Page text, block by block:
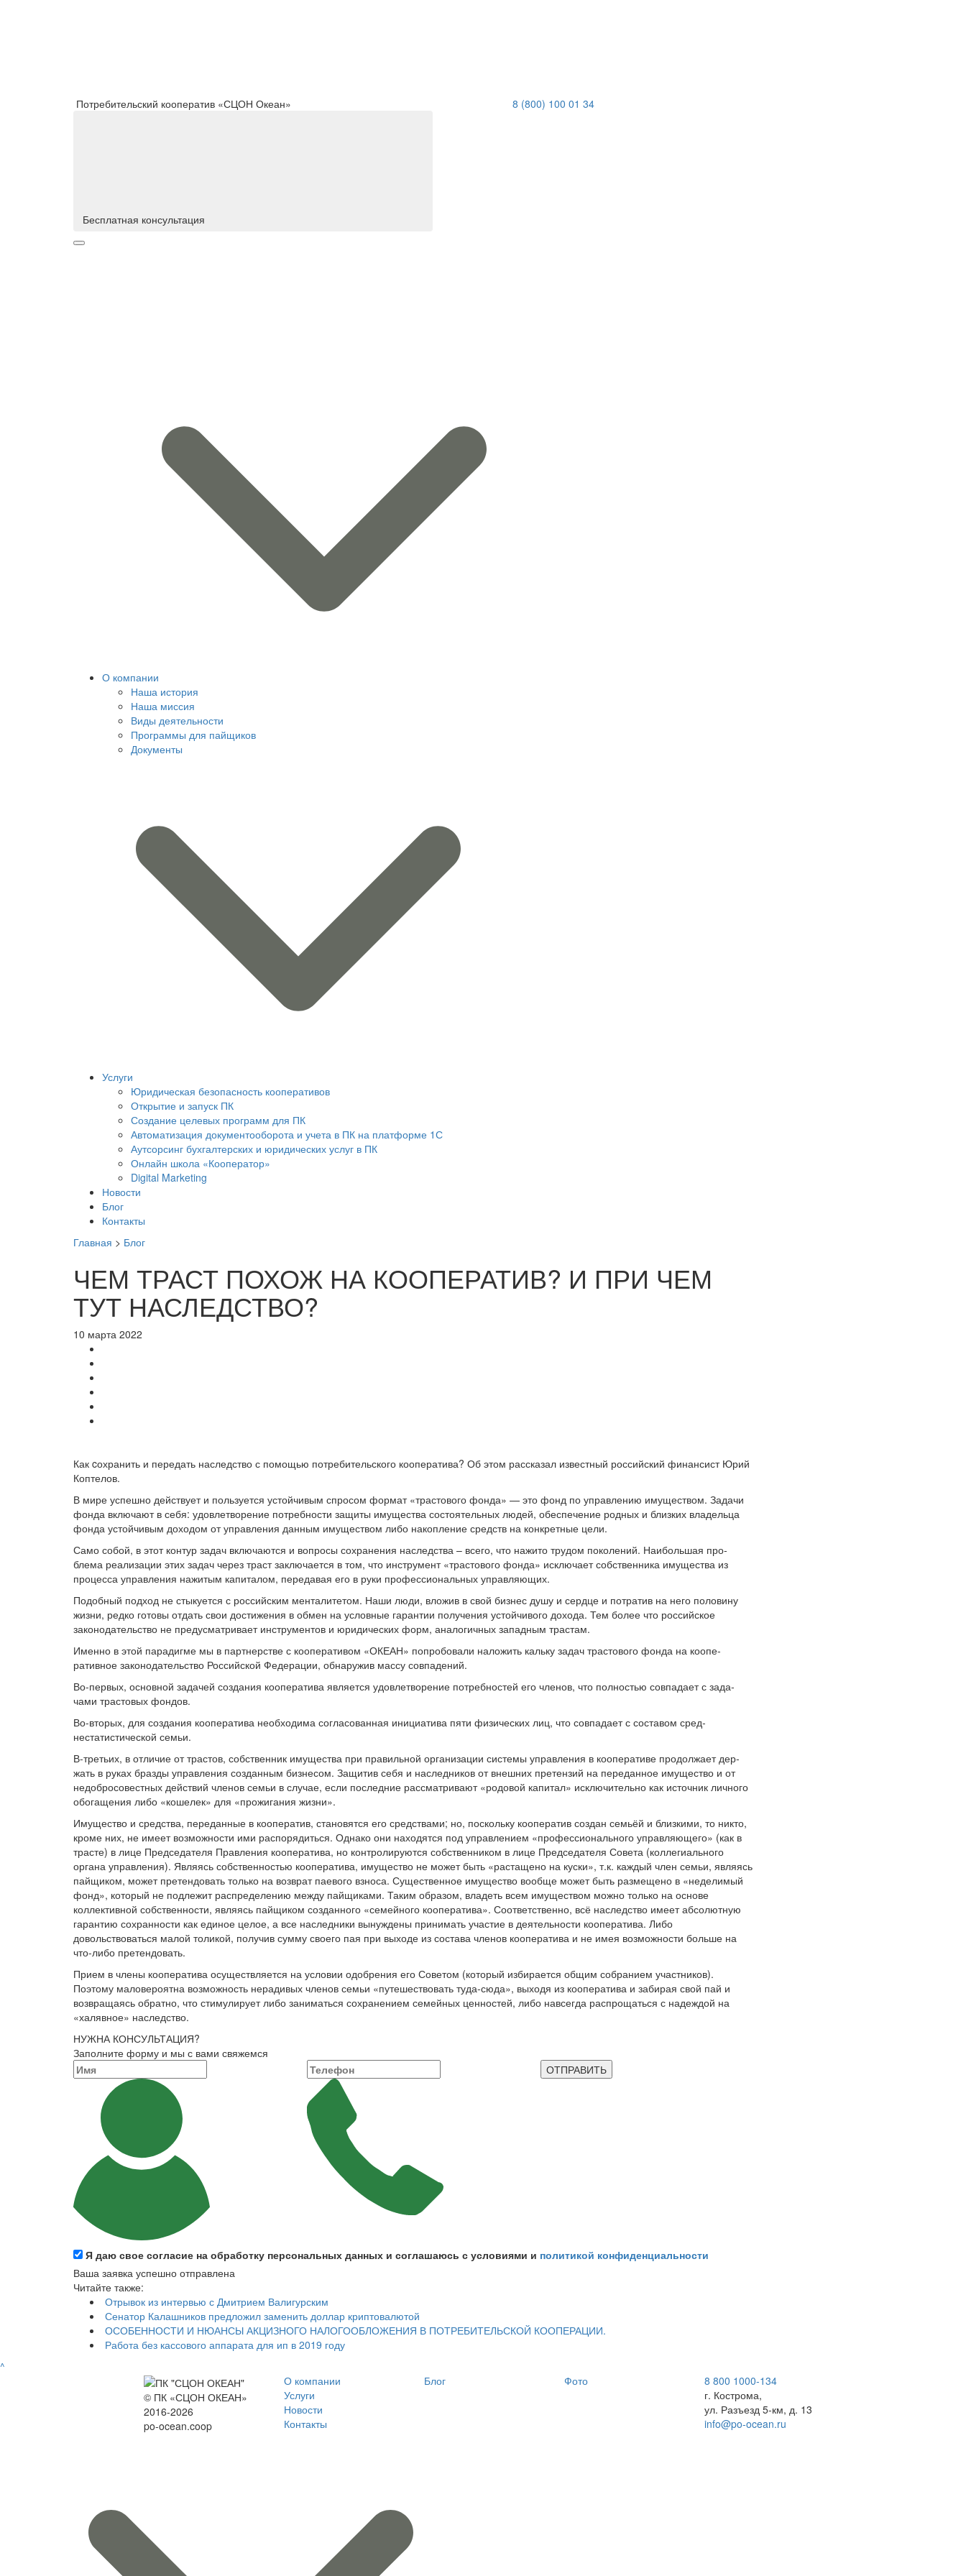
Потребительский кооператив «СЦОН Океан» 8 (800) 100 01 34
Бесплатная консультация
О компании
Наша история
Наша миссия
Виды деятельности
Программы для пайщиков
Документы
Услуги
Юридическая безопасность кооперативов
Открытие и запуск ПК
Создание целевых программ для ПК
Автоматизация документооборота и учета в ПК на платформе 1С
Аутсорсинг бухгалтерских и юридических услуг в ПК
Онлайн школа «Кооператор»
Digital Marketing
Новости
Блог
Контакты
Главная > Блог
ЧЕМ ТРАСТ ПОХОЖ НА КООПЕРАТИВ? И ПРИ ЧЕМ
ТУТ НАСЛЕДСТВО?
10 марта 2022
Как cохранить и передать наследство с помощью потребительского кооператива? Об этом рассказал известный российский финансист Юрий
Коптелов.
В мире успешно действу­ет и пользуется устойчивым спросом формат «трастового фонда» — это фонд по управ­лению имуществом. Зада­чи
фонда включают в себя: удовлетворение потребности защиты имущества состоя­тельных людей, обеспечение родных и близких владельца
фонда устойчивым доходом от управления данным иму­ществом либо накопление средств на конкретные цели.
Само собой, в этот контур задач включаются и вопро­сы сохранения наследства – всего, что нажито трудом поколений. Наибольшая про­
блема реализации этих задач через траст заключается в том, что инструмент «тра­стового фонда» исключает собственника имущества из
процесса управления нажи­тым капиталом, передавая его в руки профессиональных управляющих.
Подобный подход не сты­куется с российским мента­литетом. Наши люди, вложив в свой бизнес душу и сердце и потратив на него половину
жизни, редко готовы отдать свои достижения в обмен на условные гарантии получе­ния устойчивого дохода. Тем более что российское
законо­дательство не предусматри­вает инструментов и юриди­ческих форм, аналогичных западным трастам.
Именно в этой парадигме мы в партнерстве с коопера­тивом «ОКЕАН» попробова­ли наложить кальку задач трастового фонда на коопе­
ративное законодательство Российской Федерации, об­наружив массу совпадений.
Во-первых, основной за­дачей создания кооперати­ва является удовлетворение потребностей его членов, что полностью совпадает с зада­
чами трастовых фондов.
Во-вторых, для создания кооператива необходима согласованная инициатива пяти физических лиц, что совпадает с составом сред­
нестатистической семьи.
В-третьих, в отличие от трастов, собственник имуще­ства при правильной органи­зации системы управления в кооперативе продолжает дер­
жать в руках бразды управ­ления созданным бизнесом. Защитив себя и наследников от внешних претензий на переданное имущество и от
недобросовестных действий членов семьи в случае, если последние рассматривают «родовой капитал» исключи­тельно как источник личного
обогащения либо «кошелек» для «прожигания жизни».
Имущество и средства, переданные в кооператив, становятся его средствами; но, поскольку кооператив создан семьёй и близки­ми, то никто,
кроме них, не имеет возможности ими распорядиться. Однако они находятся под управлением «профессионального управля­ющего» (как в
трасте) в лице Председателя Правления ко­оператива, но контролиру­ются собственником в лице Председателя Совета (колле­гиального
органа управле­ния). Являясь собственностью кооператива, имущество не может быть «растащено на куски», т.к. каждый член семьи, являясь
пайщиком, может претендовать только на возврат паевого взноса. Существенное имущество вообще может быть разме­щено в «неделимый
фонд», который не подлежит распре­делению между пайщиками. Таким образом, владеть всем имуществом можно только на основе
коллективной собственности, являясь пай­щиком созданного «семей­ного кооператива». Соот­ветственно, всё наследство имеет абсолютную
гарантию сохранности как единое це­лое, а все наследники вынуж­дены принимать участие в деятельности кооператива. Либо
довольствоваться малой толикой, получив сумму сво­его пая при выходе из соста­ва членов кооператива и не имея возможности больше на
что-либо претендовать.
Прием в члены коопе­ратива осуществляется на условии одобрения его Со­ветом (который избирается общим собранием участни­ков).
Поэтому маловероят­на возможность нерадивых членов семьи «путешество­вать туда-сюда», выходя из кооператива и забирая свой пай и
возвращаясь обратно, что стимулирует либо зани­маться сохранением семей­ных ценностей, либо навсег­да распрощаться с надеждой на
«халявное» наследство.
НУЖНА КОНСУЛЬТАЦИЯ?
Заполните форму и мы с вами свяжемся
ОТПРАВИТЬ
Я даю свое согласие на обработку персональных данных и соглашаюсь с условиями и политикой конфиденциальности
Ваша заявка успешно отправлена
Читайте также:
Отрывок из интервью с Дмитрием Валигурским
Сенатор Калашников предложил заменить доллар криптовалютой
ОСОБЕННОСТИ И НЮАНСЫ АКЦИЗНОГО НАЛОГООБЛОЖЕНИЯ В ПОТРЕБИТЕЛЬСКОЙ КООПЕРАЦИИ.
Работа без кассового аппарата для ип в 2019 году
^
© ПК «СЦОН ОКЕАН»
2016-2026
po-ocean.coop
О компании
Услуги
Новости
Контакты
Блог Фото
8 800 1000-134
г. Кострома,
ул. Разъезд 5-км, д. 13
info@po-ocean.ru